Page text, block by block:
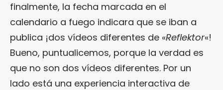
finalmente, la fecha marcada en el
calendario a fuego indicara que se iban a
publica ¡dos vídeos diferentes de «Reflektor«!
Bueno, puntualicemos, porque la verdad es
que no son dos vídeos diferentes. Por un
lado está una experiencia interactiva de